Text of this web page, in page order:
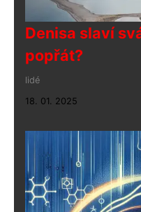
Denisa slaví
popřát?
lidé
18. 01. 2025